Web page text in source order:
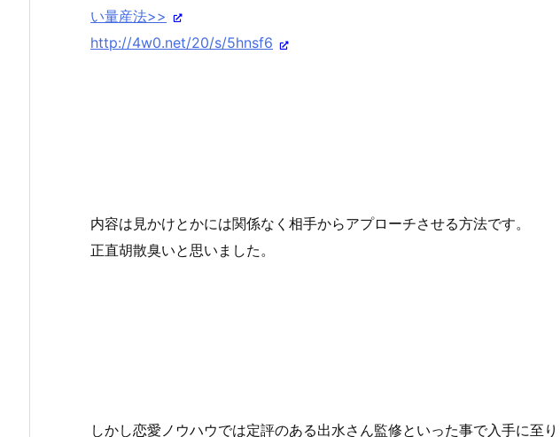
い量産法>>
http://4w0.net/20/s/5hnsf6
内容は見かけとかには関係なく相手からアプローチさせる方法です。
正直胡散臭いと思いました。
しかし恋愛ノウハウでは定評のある出水さん監修といった事で入手に至り